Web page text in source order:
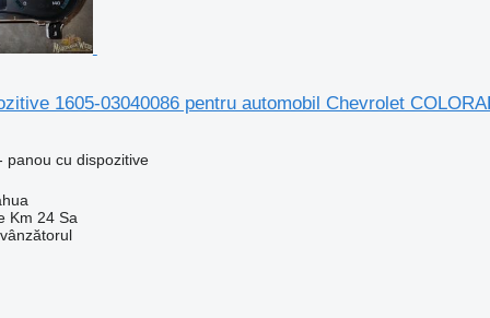
1605-03040086 pentru automobil Chevrolet
panou cu dispozitive
Km 24 Sa